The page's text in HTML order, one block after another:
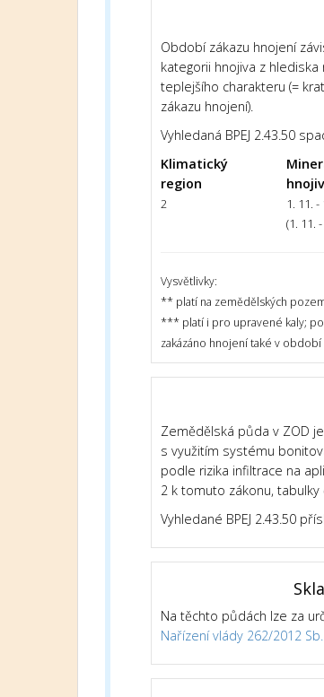
Období zákazu hnojení
kategorii hnojiva z
teplejšího charakteru (=
zákazu hnojení).
Vyhledaná BPEJ 2.43.50
Klimatický
region
2
1. 11. -
(1. 11.
Vysvětlivky:
** platí na zemědělských
*** platí i pro upravené kaly;
zakázáno hnojení také v
Zemědělská půda v ZOD
s využitím systému
podle rizika infiltrace na
2 k tomuto zákonu, tabulky
Vyhledané BPEJ 2.43.50
Na těchto půdách lze za
Nařízení vlády 262/2012 Sb.